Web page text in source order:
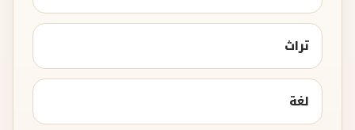
تراث
لغة